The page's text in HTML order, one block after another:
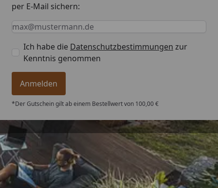
per E-Mail sichern:
Keine Eingabe erforderlich
Eingabe erforderlich
E-Mail *
Ich habe die Datenschutzbestimmungen zur
Kenntnis genommen
Anmelden
*Der Gutschein gilt ab einem Bestellwert von 100,00 €
Trusted Shops
4,76/ 5